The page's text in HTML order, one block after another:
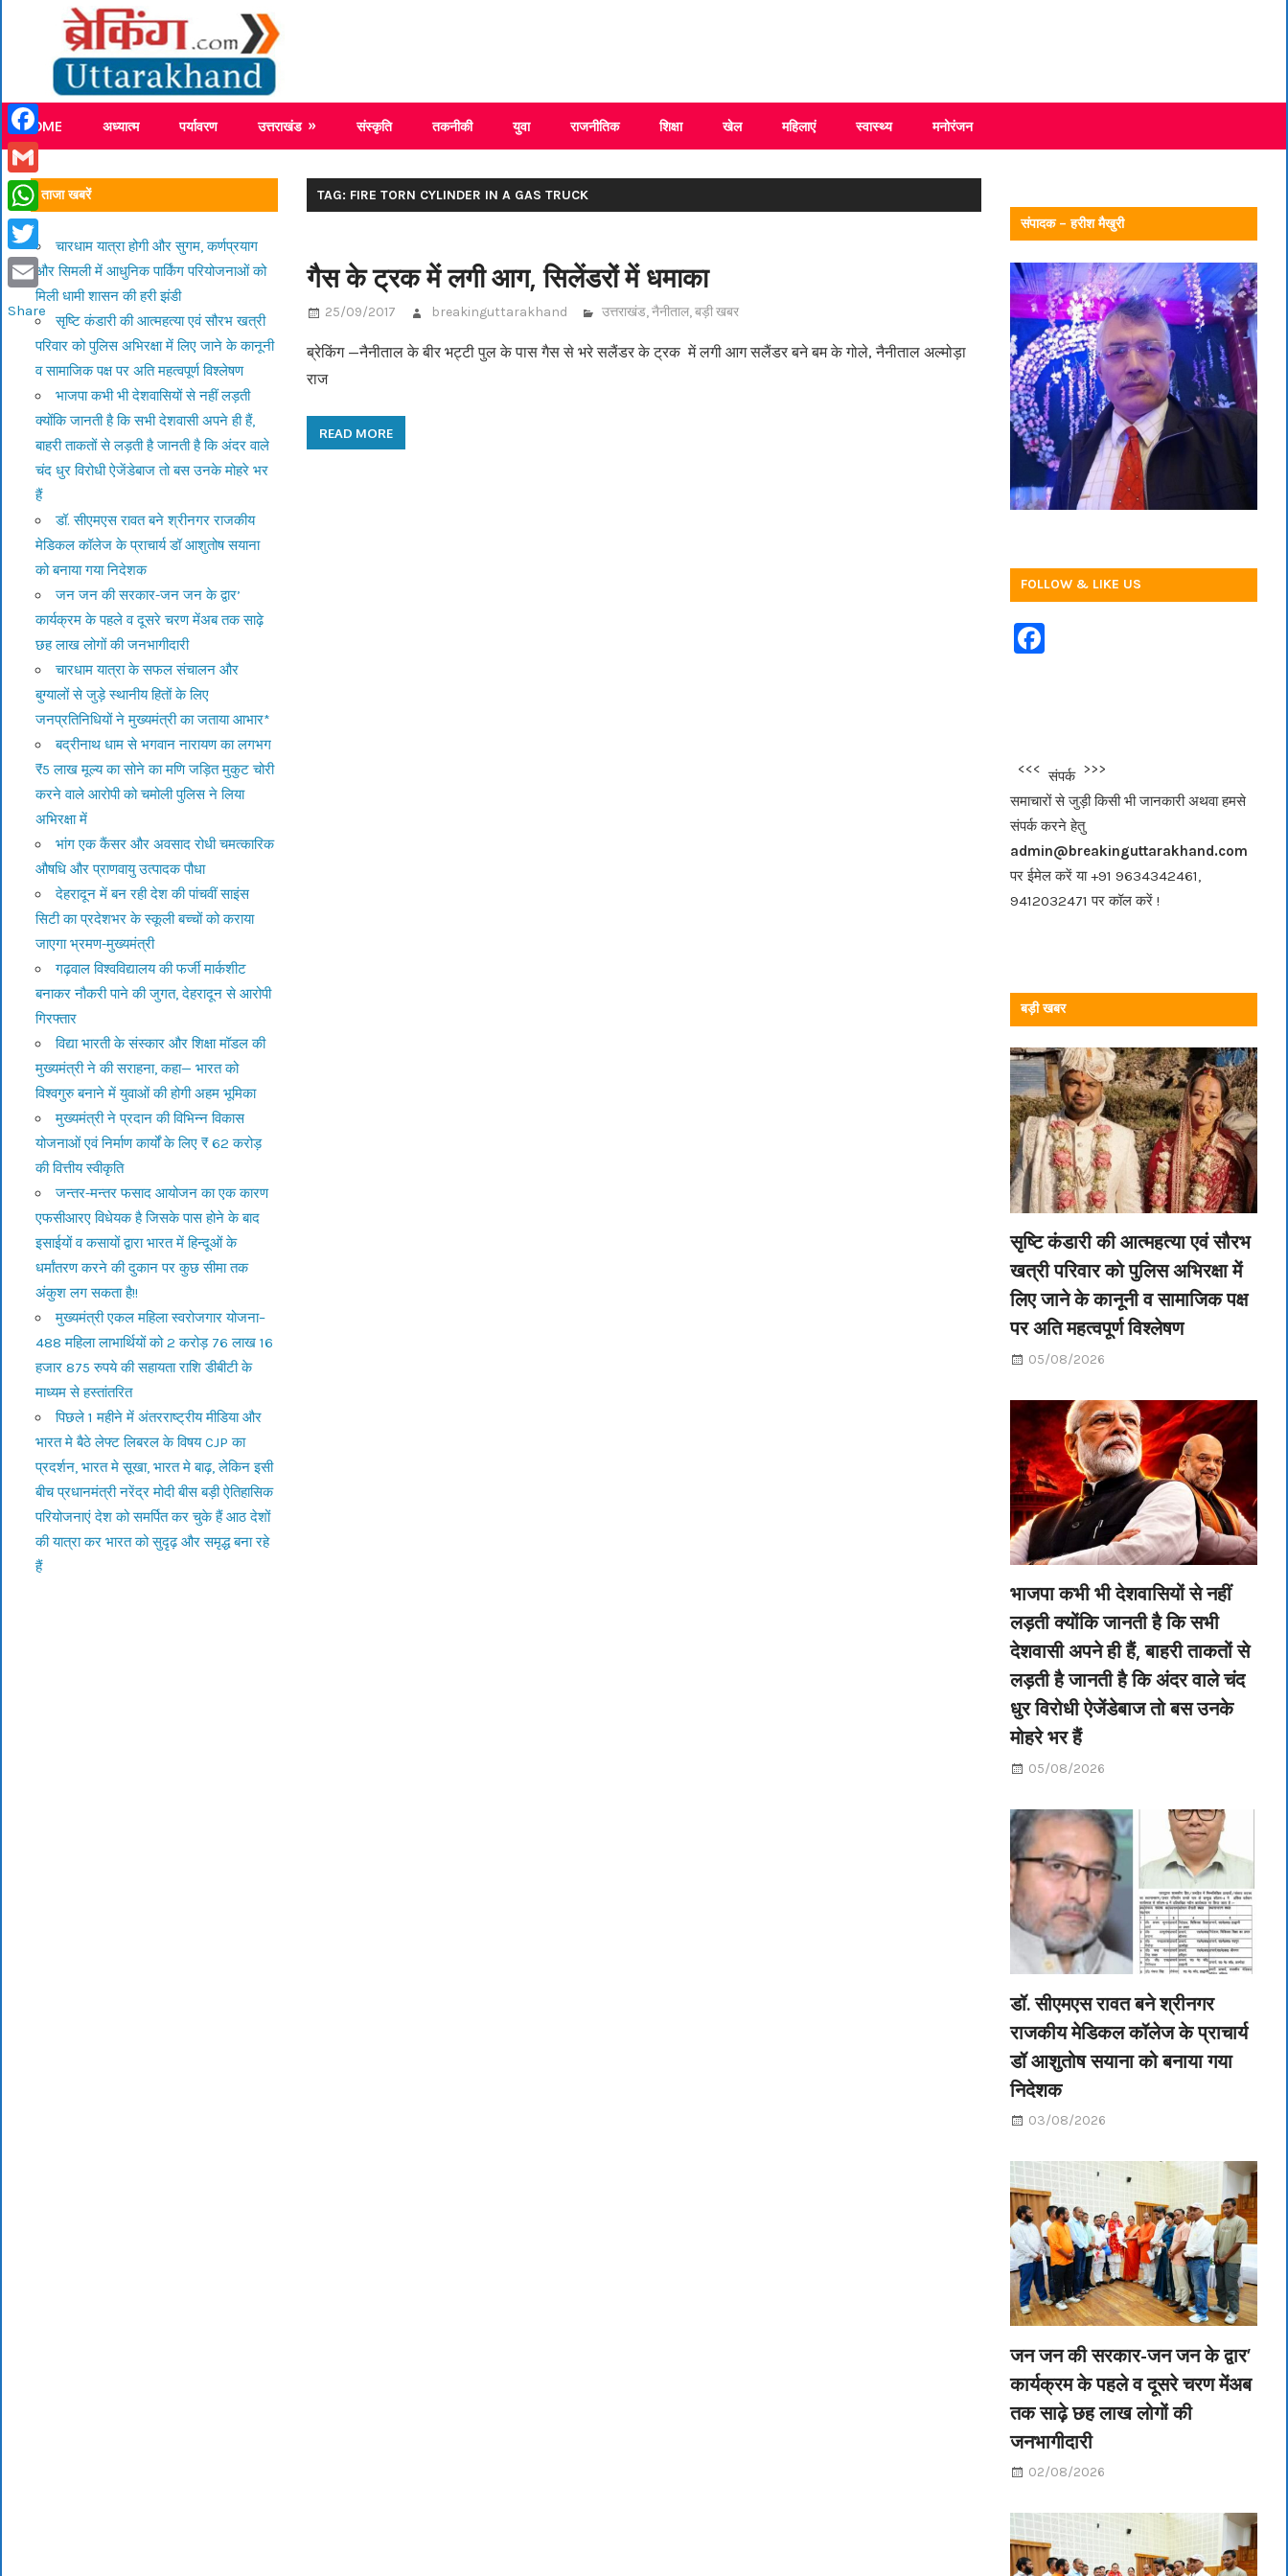
content
Breaking News Uttarakhand
HOME अध्यात्म पर्यावरण उत्तराखंड संस्कृति तकनीकी युवा राजनीतिक शिक्षा खेल महिलाएं स्वास्थ्य मनोरंजन
TAG: FIRE TORN CYLINDER IN A GAS TRUCK
गैस के ट्रक में लगी आग, सिलेंडरों में धमाका
25/09/2017 breakinguttarakhand उत्तराखंड,नैनीताल,बड़ी खबर
ब्रेकिंग —नैनीताल के बीर भट्टी पुल के पास गैस से भरे सलैंडर के ट्रक में लगी आग सलैंडर बने बम के गोले, नैनीताल अल्मोड़ा
राज
READ MORE
ताजा खबरें
चारधाम यात्रा होगी और सुगम, कर्णप्रयाग
और सिमली में आधुनिक पार्किंग परियोजनाओं को
मिली धामी शासन की हरी झंडी
सृष्टि कंडारी की आत्महत्या एवं सौरभ खत्री
परिवार को पुलिस अभिरक्षा में लिए जाने के कानूनी
व सामाजिक पक्ष पर अति महत्वपूर्ण विश्लेषण
भाजपा कभी भी देशवासियों से नहीं लड़ती
क्योंकि जानती है कि सभी देशवासी अपने ही हैं,
बाहरी ताकतों से लड़ती है जानती है कि अंदर वाले
चंद धुर विरोधी ऐजेंडेबाज तो बस उनके मोहरे भर
हैं
डॉ. सीएमएस रावत बने श्रीनगर राजकीय
मेडिकल कॉलेज के प्राचार्य डॉ आशुतोष सयाना
को बनाया गया निदेशक
जन जन की सरकार-जन जन के द्वार’
कार्यक्रम के पहले व दूसरे चरण मेंअब तक साढ़े
छह लाख लोगों की जनभागीदारी
चारधाम यात्रा के सफल संचालन और
बुग्यालों से जुड़े स्थानीय हितों के लिए
जनप्रतिनिधियों ने मुख्यमंत्री का जताया आभार*
बद्रीनाथ धाम से भगवान नारायण का लगभग
₹5 लाख मूल्य का सोने का मणि जड़ित मुकुट चोरी
करने वाले आरोपी को चमोली पुलिस ने लिया
अभिरक्षा में
भांग एक कैंसर और अवसाद रोधी चमत्कारिक
औषधि और प्राणवायु उत्पादक पौधा
देहरादून में बन रही देश की पांचवीं साइंस
सिटी का प्रदेशभर के स्कूली बच्चों को कराया
जाएगा भ्रमण-मुख्यमंत्री
गढ़वाल विश्वविद्यालय की फर्जी मार्कशीट
बनाकर नौकरी पाने की जुगत, देहरादून से आरोपी
गिरफ्तार
विद्या भारती के संस्कार और शिक्षा मॉडल की
मुख्यमंत्री ने की सराहना, कहा— भारत को
विश्वगुरु बनाने में युवाओं की होगी अहम भूमिका
मुख्यमंत्री ने प्रदान की विभिन्न विकास
योजनाओं एवं निर्माण कार्यों के लिए ₹ 62 करोड़
की वित्तीय स्वीकृति
जन्तर-मन्तर फसाद आयोजन का एक कारण
एफसीआरए विधेयक है जिसके पास होने के बाद
इसाईयों व कसायों द्वारा भारत में हिन्दूओं के
धर्मांतरण करने की दुकान पर कुछ सीमा तक
अंकुश लग सकता है!!
मुख्यमंत्री एकल महिला स्वरोजगार योजना–
488 महिला लाभार्थियों को 2 करोड़ 76 लाख 16
हजार 875 रुपये की सहायता राशि डीबीटी के
माध्यम से हस्तांतरित
पिछले 1 महीने में अंतरराष्ट्रीय मीडिया और
भारत मे बैठे लेफ्ट लिबरल के विषय CJP का
प्रदर्शन, भारत मे सूखा, भारत मे बाढ़, लेकिन इसी
बीच प्रधानमंत्री नरेंद्र मोदी बीस बड़ी ऐतिहासिक
परियोजनाएं देश को समर्पित कर चुके हैं आठ देशों
की यात्रा कर भारत को सुदृढ़ और समृद्ध बना रहे
हैं
संपादक – हरीश मैखुरी
FOLLOW & LIKE US
F
b
o
o
k
<<<संपर्क>>>
समाचारों से जुड़ी किसी भी जानकारी अथवा हमसे
संपर्क करने हेतु
admin@breakinguttarakhand.com
पर ईमेल करें या +91 9634342461,
9412032471 पर कॉल करें !
बड़ी खबर
सृष्टि कंडारी की आत्महत्या एवं सौरभ
खत्री परिवार को पुलिस अभिरक्षा में
लिए जाने के कानूनी व सामाजिक पक्ष
पर अति महत्वपूर्ण विश्लेषण
05/08/2026
भाजपा कभी भी देशवासियों से नहीं
लड़ती क्योंकि जानती है कि सभी
देशवासी अपने ही हैं, बाहरी ताकतों से
लड़ती है जानती है कि अंदर वाले चंद
धुर विरोधी ऐजेंडेबाज तो बस उनके
मोहरे भर हैं
05/08/2026
डॉ. सीएमएस रावत बने श्रीनगर
राजकीय मेडिकल कॉलेज के प्राचार्य
डॉ आशुतोष सयाना को बनाया गया
निदेशक
03/08/2026
जन जन की सरकार-जन जन के द्वार’
कार्यक्रम के पहले व दूसरे चरण मेंअब
तक साढ़े छह लाख लोगों की
जनभागीदारी
02/08/2026
Facebook
Gmail
WhatsApp
Twitter
Email
Share